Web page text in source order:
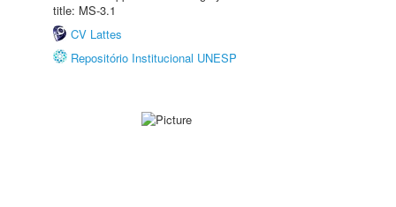
title: MS-3.1
CV Lattes
Repositório Institucional UNESP